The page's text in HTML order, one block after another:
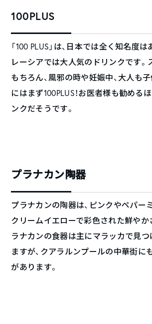
100PLUS
「100 PLUS」は、日本では全く知名度
レーシアでは大人気のドリンクです。
もちろん、風邪の時や妊娠中、大人も
にはまず100PLUS！お医者様も勧める
ンクだそうです。
プラナカン陶器
プラナカンの陶器は、ピンクやペパー
クリームイエローで彩色された鮮やか
ラナカンの食器は主にマラッカで見つ
ますが、クアラルンプールの中華街に
があります。